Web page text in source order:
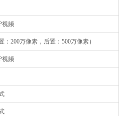
视频
：200万像素，后置：500万像素）
视频